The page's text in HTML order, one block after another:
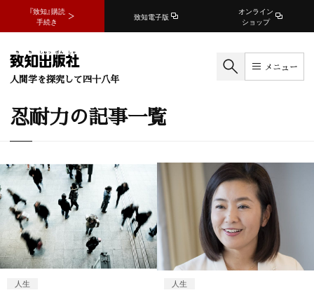
『致知』購読
手続き
致知電子版
オンライン
ショップ
人間学を探究して四十八年
メニュー
忍耐力の記事一覧
人生 人生